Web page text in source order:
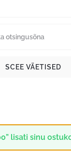
SCEE VÄETISED
lisati sinu